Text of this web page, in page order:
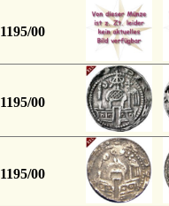
1195/00
1195/00
1195/00